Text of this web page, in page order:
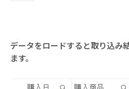
データをロードすると取り込み
ます。